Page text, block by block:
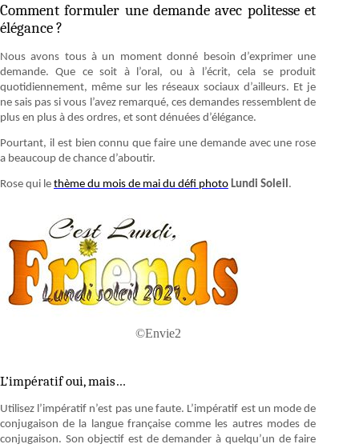
Comment formuler une demande avec politesse et
élégance ?
Nous avons tous à un moment donné besoin d’exprimer une
demande. Que ce soit à l’oral, ou à l’écrit, cela se produit
quotidiennement, même sur les réseaux sociaux d’ailleurs. Et je
ne sais pas si vous l’avez remarqué, ces demandes ressemblent de
plus en plus à des ordres, et sont dénuées d’élégance.
Pourtant, il est bien connu que faire une demande avec une rose
a beaucoup de chance d’aboutir.
Rose qui le thème du mois de mai du défi photo Lundi Soleil .
©Envie2
L’impératif oui, mais…
Utilisez l’impératif n’est pas une faute. L’impératif est un mode de
conjugaison de la langue française comme les autres modes de
conjugaison. Son objectif est de demander à quelqu’un de faire